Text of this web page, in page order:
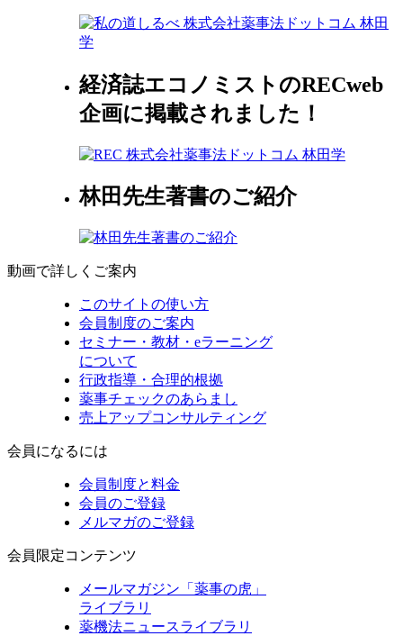
経済誌エコノミストのRECweb
企画に掲載されました！
林田先生著書のご紹介
動画で詳しくご案内
このサイトの使い方
会員制度のご案内
セミナー・教材・eラーニング
について
行政指導・合理的根拠
薬事チェックのあらまし
売上アップコンサルティング
会員になるには
会員制度と料金
会員のご登録
メルマガのご登録
会員限定コンテンツ
メールマガジン「薬事の虎」
ライブラリ
薬機法ニュースライブラリ